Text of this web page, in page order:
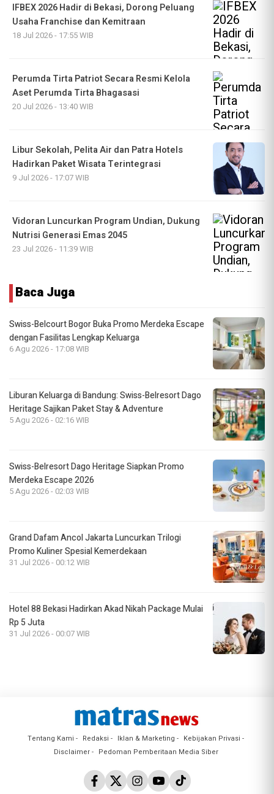
IFBEX 2026 Hadir di Bekasi, Dorong Peluang
Usaha Franchise dan Kemitraan
18 Jul 2026 - 17:55 WIB
Perumda Tirta Patriot Secara Resmi Kelola
Aset Perumda Tirta Bhagasasi
20 Jul 2026 - 13:40 WIB
Libur Sekolah, Pelita Air dan Patra Hotels
Hadirkan Paket Wisata Terintegrasi
9 Jul 2026 - 17:07 WIB
Vidoran Luncurkan Program Undian, Dukung
Nutrisi Generasi Emas 2045
23 Jul 2026 - 11:39 WIB
Baca Juga
Swiss-Belcourt Bogor Buka Promo Merdeka Escape
dengan Fasilitas Lengkap Keluarga
6 Agu 2026 - 17:08 WIB
Liburan Keluarga di Bandung: Swiss-Belresort Dago
Heritage Sajikan Paket Stay & Adventure
5 Agu 2026 - 02:16 WIB
Swiss-Belresort Dago Heritage Siapkan Promo
Merdeka Escape 2026
5 Agu 2026 - 02:03 WIB
Grand Dafam Ancol Jakarta Luncurkan Trilogi
Promo Kuliner Spesial Kemerdekaan
31 Jul 2026 - 00:12 WIB
Hotel 88 Bekasi Hadirkan Akad Nikah Package Mulai
Rp 5 Juta
31 Jul 2026 - 00:07 WIB
Tentang Kami Redaksi Iklan & Marketing
Kebijakan Privasi
Disclaimer
Pedoman Pemberitaan Media Siber